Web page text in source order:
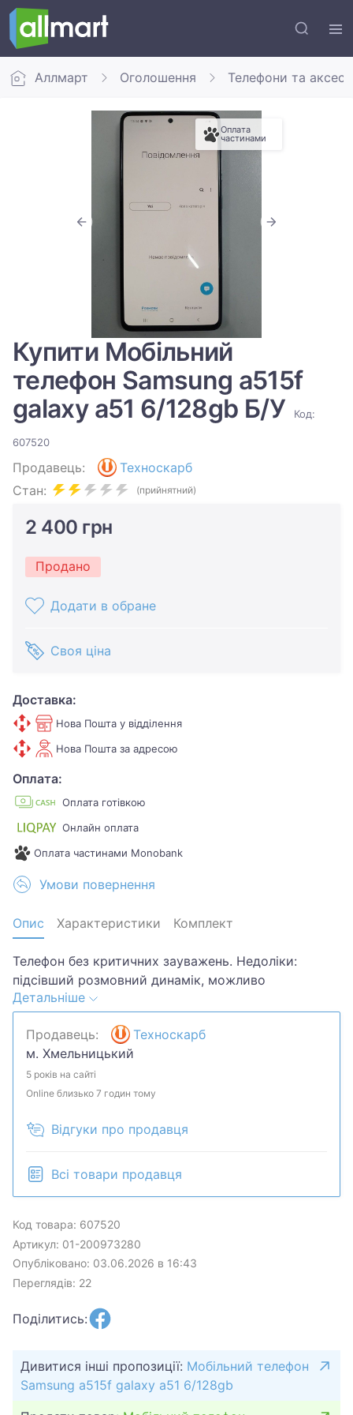
Аллмарт Оголошення Телефони та
Оплата
частинами
Купити Мобільний
телефон Samsung a515f
galaxy a51 6/128gb Б/У
Код:
607520
Продавець:
Техноскарб
Стан:
(прийнятний)
2 400 грн
Продано
Додати в обране
Своя ціна
Доставка:
Нова Пошта у відділення
Нова Пошта за адресою
Оплата:
Оплата готівкою
Онлайн оплата
Оплата частинами Monobank
Умови повернення
Опис Характеристики Комплект
Телефон без критичних зауважень. Недоліки:
підсівший розмовний динамік, можливо
заміненоекран, після виключення сам включається.
Детальніше
Продавець:
Техноскарб
м. Хмельницький
5 років на сайті
Online близько 7 годин тому
Відгуки про продавця
Всі товари продавця
Код товара: 607520
Артикул: 01-200973280
Опубліковано: 03.06.2026 в 16:43
Переглядів: 22
Поділитись:
Дивитися інші пропозиції: Мобільний телефон
Samsung a515f galaxy a51 6/128gb